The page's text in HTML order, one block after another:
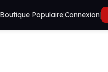
Boutique Populaire|Connexion|